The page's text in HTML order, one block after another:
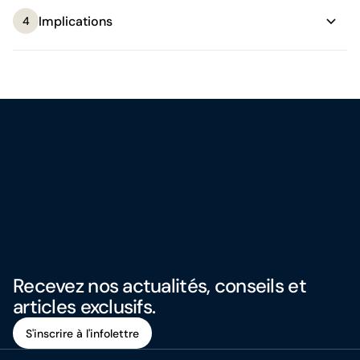
4 Implications
Recevez nos actualités, conseils et
articles exclusifs.
S'inscrire à l'infolettre